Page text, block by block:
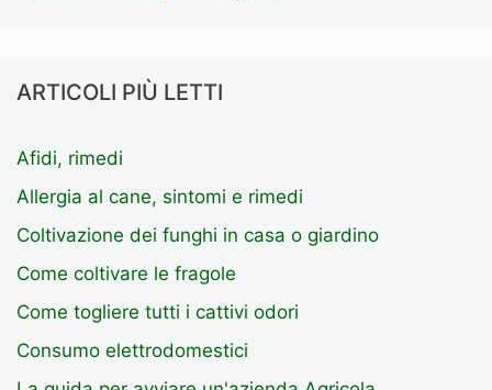
ARTICOLI PIÙ LETTI
Afidi, rimedi
Allergia al cane, sintomi e rimedi
Coltivazione dei funghi in casa o giardino
Come coltivare le fragole
Come togliere tutti i cattivi odori
Consumo elettrodomestici